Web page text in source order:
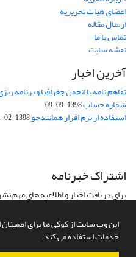
این وب سایت از کوکی ها برای اطمینان
خدمات استفاده می کند.
اعضای هیات تحریریه
ارسال مقاله
تماس با ما
نقشه سایت
آخرین اخبار
تفاهم نامه با انجمن جغرافیا و برنامه
شماره حساب1398-09-09
استفاده از نرم افزار همانندجو1398-02-31
اشتراک خبرنامه
برای دریافت اخبار و اطلاعیه های